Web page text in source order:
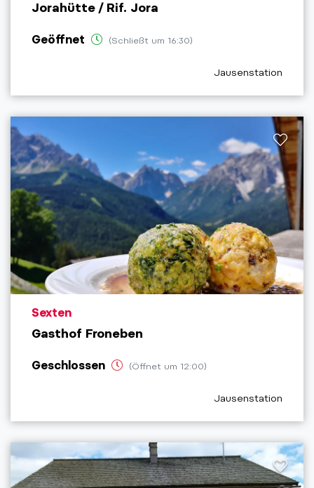
Jorahütte / Rif. Jora
Geöffnet (Schließt um 16:30)
Jausenstation
aria.poi_location_prefix
Sexten
Gasthof Froneben
Geschlossen (Öffnet um 12:00)
Jausenstation